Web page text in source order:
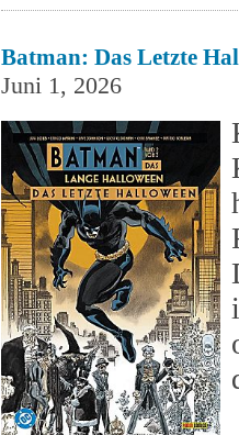
Batman: Das Letzte
Juni 1, 2026